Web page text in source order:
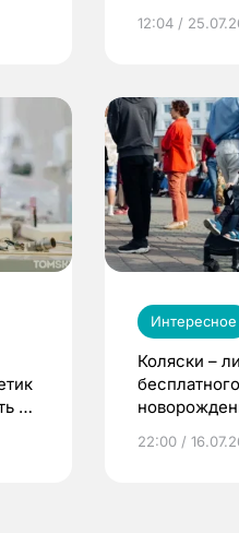
12:04 /
до
Интересное
Коляски –
22:00 /